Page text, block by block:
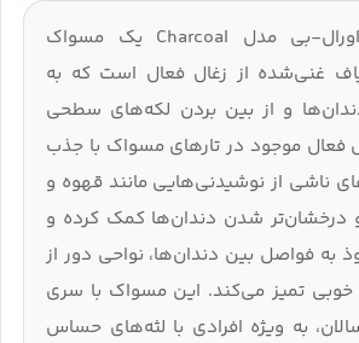
مسواک دوقلو اورال‑بی مدل Charcoal یک مسواک
غنی‌شده از زغال فعال است که به
و از بین بردن لکه‌های سطحی
فعال موجود در تارهای مسواک با جذب
ناشی از نوشیدنی‌هایی مانند قهوه و
درخشان‌تر شدن دندان‌ها کمک کرده و
به فواصل بین دندان‌ها، نواحی دور از
خوبی تمیز می‌کند. این مسواک با سری
به‌ ویژه افرادی با لثه‌های حساس